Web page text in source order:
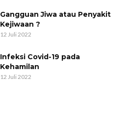
Gangguan Jiwa atau Penyakit
Kejiwaan ?
12 Juli 2022
Infeksi Covid-19 pada
Kehamilan
12 Juli 2022